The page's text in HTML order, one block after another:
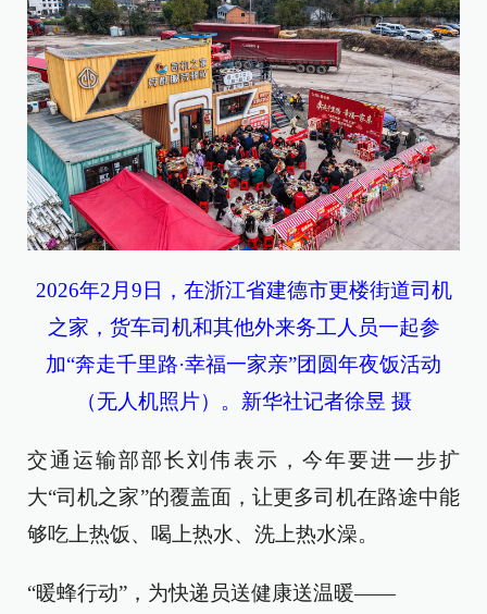
2026年2月9日，在浙江省建德市更楼街道司机
之家，货车司机和其他外来务工人员一起参
加“奔走千里路·幸福一家亲”团圆年夜饭活动
（无人机照片）。新华社记者徐昱 摄
交通运输部部长刘伟表示，今年要进一步扩
大“司机之家”的覆盖面，让更多司机在路途中能
够吃上热饭、喝上热水、洗上热水澡。
“暖蜂行动”，为快递员送健康送温暖——